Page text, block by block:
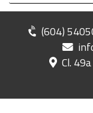
(604)
Cl.